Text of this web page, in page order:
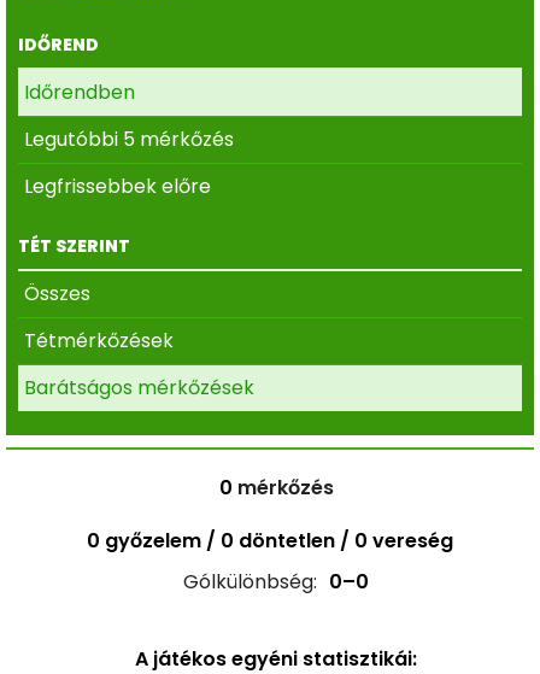
IDŐREND
Időrendben
Legutóbbi 5 mérkőzés
Legfrissebbek előre
TÉT SZERINT
Összes
Tétmérkőzések
Barátságos mérkőzések
0 mérkőzés
0 győzelem / 0 döntetlen / 0 vereség
Gólkülönbség: 0–0
A játékos egyéni statisztikái: